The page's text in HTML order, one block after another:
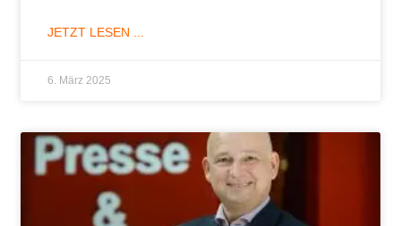
JETZT LESEN ...
6. März 2025